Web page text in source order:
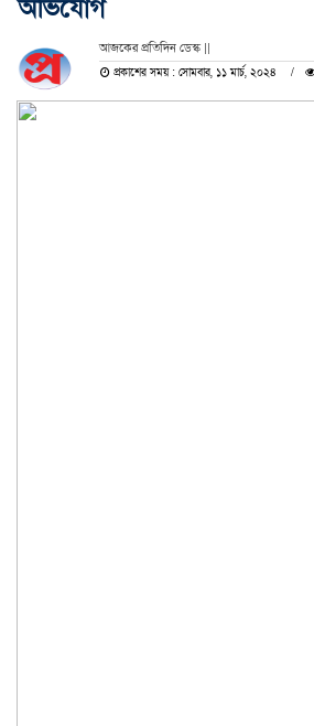
অভিযোগ
আজকের প্রতিদিন ডেস্ক ||
প্রকাশের সময় : সোমবার, ১১ মার্চ, ২০২৪